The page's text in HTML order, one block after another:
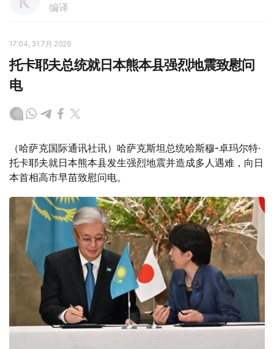
编译
17:04, 31 7月 2026
托卡耶夫总统就日本熊本县强烈地震致慰问
电
（哈萨克国际通讯社讯）哈萨克斯坦总统哈斯穆-卓玛尔特·
托卡耶夫就日本熊本县发生强烈地震并造成多人遇难，向日
本首相高市早苗致慰问电。